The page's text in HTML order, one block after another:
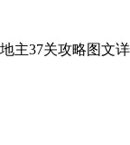
主37关攻略图